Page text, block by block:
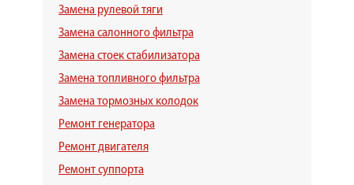
Замена рулевой тяги
Замена салонного фильтра
Замена стоек стабилизатора
Замена топливного фильтра
Замена тормозных колодок
Ремонт генератора
Ремонт двигателя
Ремонт суппорта